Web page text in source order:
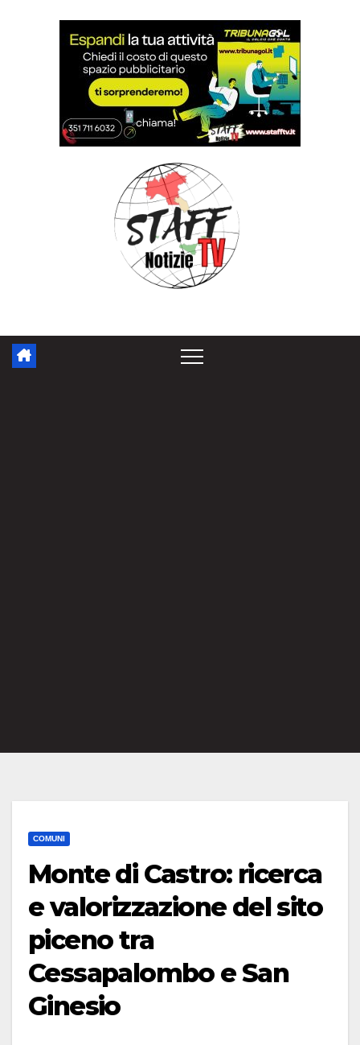
COMUNI
Monte di Castro: ricerca
e valorizzazione del sito
piceno tra
Cessapalombo e San
Ginesio